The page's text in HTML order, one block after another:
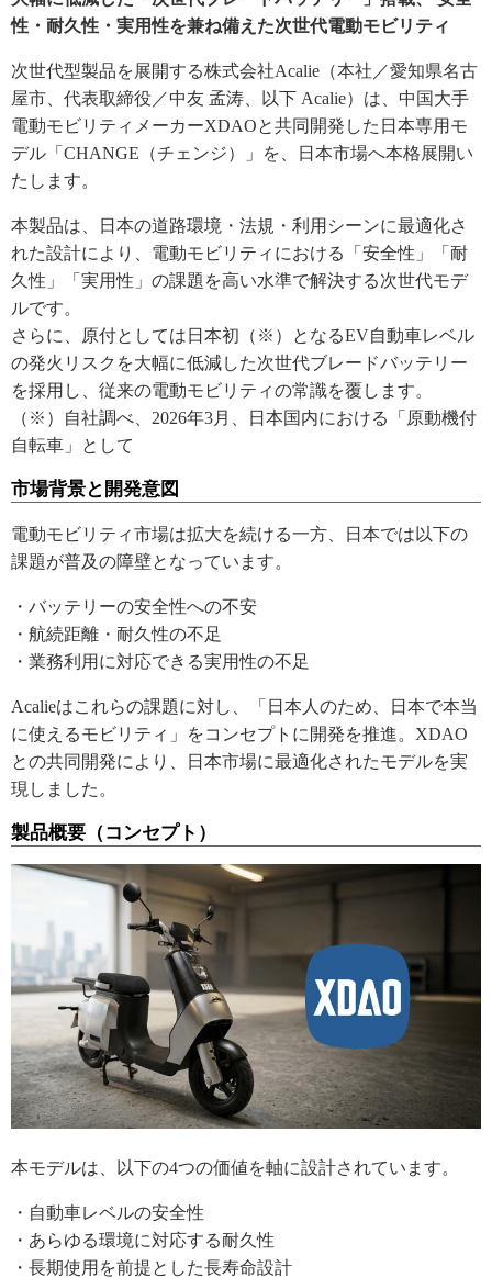
性・耐久性・実用性を兼ね備えた次世代電動モビリティ
次世代型製品を展開する株式会社Acalie（本社／愛知県名古
屋市、代表取締役／中友 孟涛、以下 Acalie）は、中国大手
電動モビリティメーカーXDAOと共同開発した日本専用モ
デル「CHANGE（チェンジ）」を、日本市場へ本格展開い
たします。
本製品は、日本の道路環境・法規・利用シーンに最適化さ
れた設計により、電動モビリティにおける「安全性」「耐
久性」「実用性」の課題を高い水準で解決する次世代モデ
ルです。
さらに、原付としては日本初（※）となるEV自動車レベル
の発火リスクを大幅に低減した次世代ブレードバッテリー
を採用し、従来の電動モビリティの常識を覆します。
（※）自社調べ、2026年3月、日本国内における「原動機付
自転車」として
市場背景と開発意図
電動モビリティ市場は拡大を続ける一方、日本では以下の
課題が普及の障壁となっています。
・バッテリーの安全性への不安
・航続距離・耐久性の不足
・業務利用に対応できる実用性の不足
Acalieはこれらの課題に対し、「日本人のため、日本で本当
に使えるモビリティ」をコンセプトに開発を推進。XDAO
との共同開発により、日本市場に最適化されたモデルを実
現しました。
製品概要（コンセプト）
本モデルは、以下の4つの価値を軸に設計されています。
・自動車レベルの安全性
・あらゆる環境に対応する耐久性
・長期使用を前提とした長寿命設計